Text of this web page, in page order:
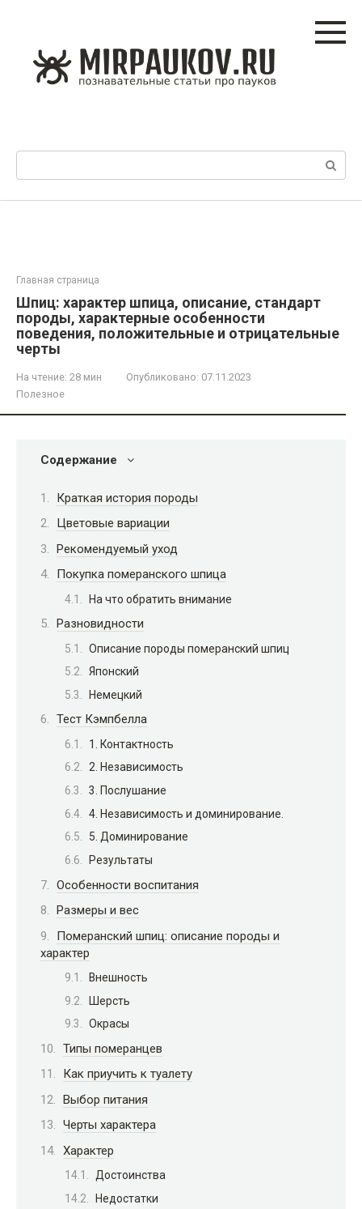
Главная страница
Шпиц: характер шпица, описание, стандарт
породы, характерные особенности
поведения, положительные и отрицательные
черты
На чтение: 28 мин Опубликовано: 07.11.2023
Полезное
Содержание
Краткая история породы
Цветовые вариации
Рекомендуемый уход
Покупка померанского шпица
На что обратить внимание
Разновидности
Описание породы померанский шпиц
Японский
Немецкий
Тест Кэмпбелла
1. Контактность
2. Независимость
3. Послушание
4. Независимость и доминирование.
5. Доминирование
Результаты
Особенности воспитания
Размеры и вес
Померанский шпиц: описание породы и
характер
Внешность
Шерсть
Окрасы
Типы померанцев
Как приучить к туалету
Выбор питания
Черты характера
Характер
Достоинства
Недостатки